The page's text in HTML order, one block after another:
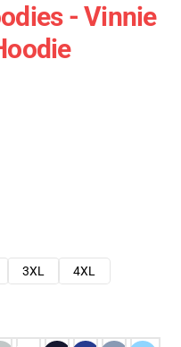
- Vinnie
3XL
4XL